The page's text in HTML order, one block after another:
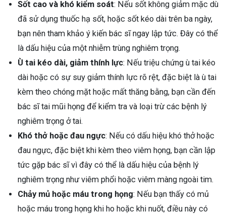
Sốt cao và khó kiểm soát: Nếu sốt không giảm mặc dù
đã sử dụng thuốc hạ sốt, hoặc sốt kéo dài trên ba ngày,
bạn nên tham khảo ý kiến bác sĩ ngay lập tức. Đây có thể
là dấu hiệu của một nhiễm trùng nghiêm trọng.
Ù tai kéo dài, giảm thính lực: Nếu triệu chứng ù tai kéo
dài hoặc có sự suy giảm thính lực rõ rệt, đặc biệt là ù tai
kèm theo chóng mặt hoặc mất thăng bằng, bạn cần đến
bác sĩ tai mũi họng để kiểm tra và loại trừ các bệnh lý
nghiêm trọng ở tai.
Khó thở hoặc đau ngực: Nếu có dấu hiệu khó thở hoặc
đau ngực, đặc biệt khi kèm theo viêm họng, bạn cần lập
tức gặp bác sĩ vì đây có thể là dấu hiệu của bệnh lý
nghiêm trọng như viêm phổi hoặc viêm màng ngoài tim.
Chảy mủ hoặc máu trong họng: Nếu bạn thấy có mủ
hoặc máu trong họng khi ho hoặc khi nuốt, điều này có